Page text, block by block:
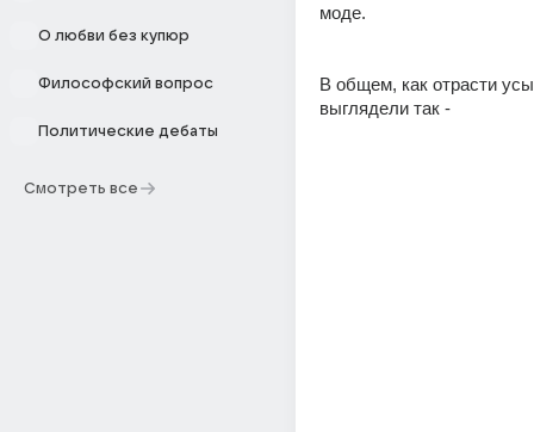
О любви без купюр
Философский вопрос
Политические дебаты
Смотреть все
моде.
В общем, как отрасти
выглядели так -